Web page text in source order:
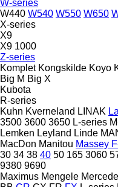
W-series
W440 W540 W550 W650
X-series
X9
X9 1000
Z-series
Komplet Kongskilde Koyo
Big M Big X
Kubota
R-series
Kuhn Kverneland LINAK
3500 3600 3650 L-series
Lemken Leyland Linde
MacDon Manitou Massey
30 34 38 40 50 165 3060
9380 9690
Maximus Mengele